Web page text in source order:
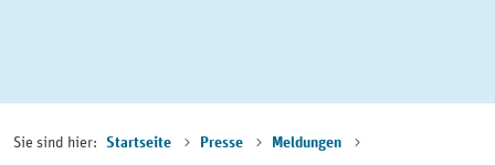
Sie sind hier: Startseite Presse Meldungen